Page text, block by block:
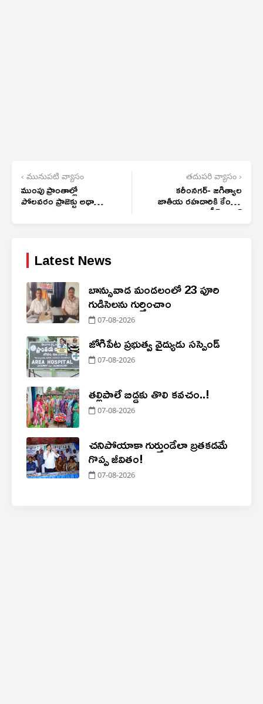
‹ మునుపటి వ్యాసం
ముంపు ప్రాంతాల్లో
పోలవరం ప్రాజెక్టు అథారిటీ
బృందం పర్యటన‌
తదుపరి వ్యాసం ›
కరీంనగర్- జగిత్యాల
జాతీయ రహదారికి కేంద్రం
గ్రీన్ సిగ్నల్
Latest News
బాన్సువాడ మండలంలో 23 పూరి
గుడిసెలను గుర్తించాం
07-08-2026
జోగిపేట ప్రభుత్వ వైద్యుడు సస్పెండ్
07-08-2026
తల్లిపాలే బిడ్డకు తొలి కవచం..!
07-08-2026
చనిపోయాకా గుర్తుండేలా బ్రతకడమే
గొప్ప జీవితం!
07-08-2026